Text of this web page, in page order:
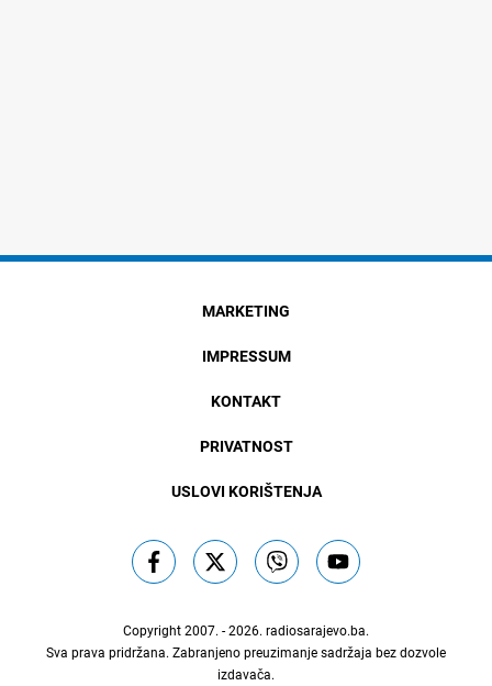
MARKETING
IMPRESSUM
KONTAKT
PRIVATNOST
USLOVI KORIŠTENJA
Copyright 2007. - 2026. radiosarajevo.ba.
Sva prava pridržana. Zabranjeno preuzimanje sadržaja bez dozvole
izdavača.